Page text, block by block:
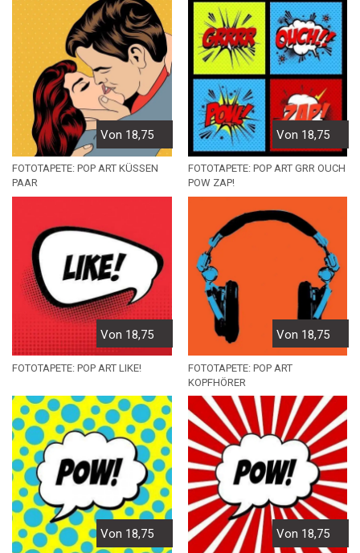
Von 18,75
FOTOTAPETE: POP ART KÜSSEN
PAAR
Von 18,75
FOTOTAPETE: POP ART GRR OUCH
POW ZAP!
Von 18,75
FOTOTAPETE: POP ART LIKE!
Von 18,75
FOTOTAPETE: POP ART
KOPFHÖRER
Von 18,75 Von 18,75